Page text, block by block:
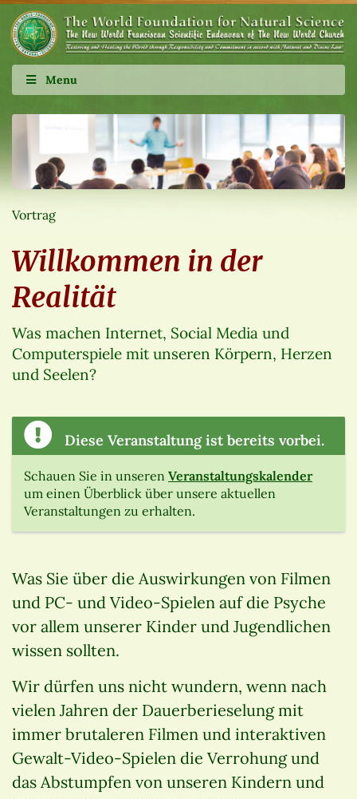
Menu
Vortrag
Willkommen in der
Realität
Was machen Internet, Social Media und
Computerspiele mit unseren Körpern, Herzen
und Seelen?
Diese Veranstaltung ist bereits vorbei.
Schauen Sie in unseren Veranstaltungskalender
um einen Überblick über unsere aktuellen
Veranstaltungen zu erhalten.
Was Sie über die Auswirkungen von Filmen
und PC- und Video-Spielen auf die Psyche
vor allem unserer Kinder und Jugendlichen
wissen sollten.
Wir dürfen uns nicht wundern, wenn nach
vielen Jahren der Dauerberieselung mit
immer brutaleren Filmen und interaktiven
Gewalt-Video-Spielen die Verrohung und
das Abstumpfen von unseren Kindern und